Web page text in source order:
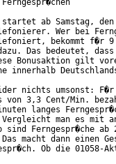
ab Samstag,
Wer bei
bekommt f�r 9
Das bedeutet,
Bonusaktion gilt
innerhalb
nichts umsonst:
von 3,3 Cent/Min.
langes
man es mit
sind Ferngespr�che ab
macht dann einen
Ob die 01058-